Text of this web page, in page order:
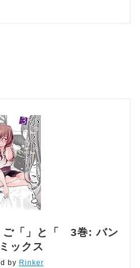
ご「」と「 3巻: バン
ックス
by Rinker